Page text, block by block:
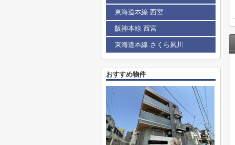
東海道本線 西宮
阪神本線 西宮
東海道本線 さくら夙川
おすすめ物件